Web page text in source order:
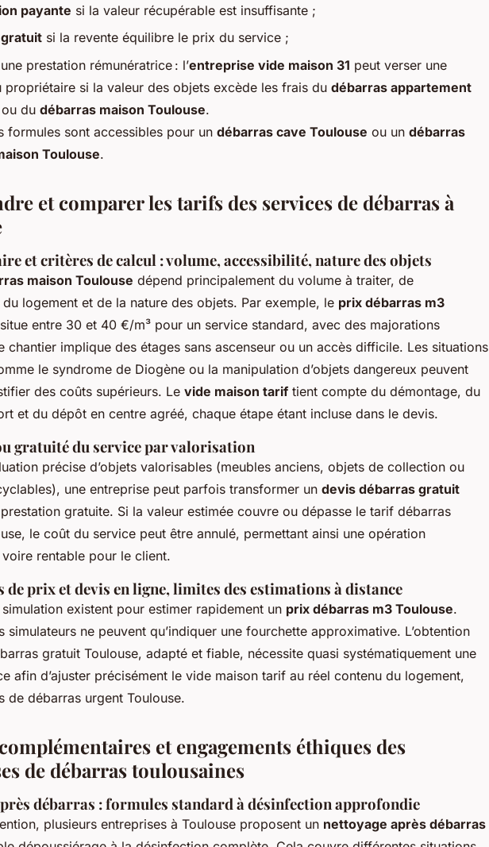
payante si la valeur récupérable est insuffisante ;
si la revente équilibre le prix du service ;
prestation rémunératrice : l’entreprise vide maison 31 peut verser une
propriétaire si la valeur des objets excède les frais du débarras appartement
ou du débarras maison Toulouse.
formules sont accessibles pour un débarras cave Toulouse ou un débarras
Toulouse.
et comparer les tarifs des services de débarras à
et critères de calcul : volume, accessibilité, nature des objets
maison Toulouse dépend principalement du volume à traiter, de
du logement et de la nature des objets. Par exemple, le prix débarras m3
entre 30 et 40 €/m³ pour un service standard, avec des majorations
chantier implique des étages sans ascenseur ou un accès difficile. Les situations
le syndrome de Diogène ou la manipulation d’objets dangereux peuvent
des coûts supérieurs. Le vide maison tariftient compte du démontage, du
et du dépôt en centre agréé, chaque étape étant incluse dans le devis.
gratuité du service par valorisation
précise d’objets valorisables (meubles anciens, objets de collection ou
une entreprise peut parfois transformer un devis débarras gratuit
gratuite. Si la valeur estimée couvre ou dépasse le tarif débarras
le coût du service peut être annulé, permettant ainsi une opération
rentable pour le client.
de prix et devis en ligne, limites des estimations à distance
existent pour estimer rapidement un prix débarras m3 Toulouse.
simulateurs ne peuvent qu’indiquer une fourchette approximative. L’obtention
gratuit Toulouse, adapté et fiable, nécessite quasi systématiquement une
afin d’ajuster précisément le vide maison tarif au réel contenu du logement,
de débarras urgent Toulouse.
et engagements éthiques des
de débarras toulousaines
débarras : formules standard à désinfection approfondie
plusieurs entreprises à Toulouse proposent un nettoyage après débarras